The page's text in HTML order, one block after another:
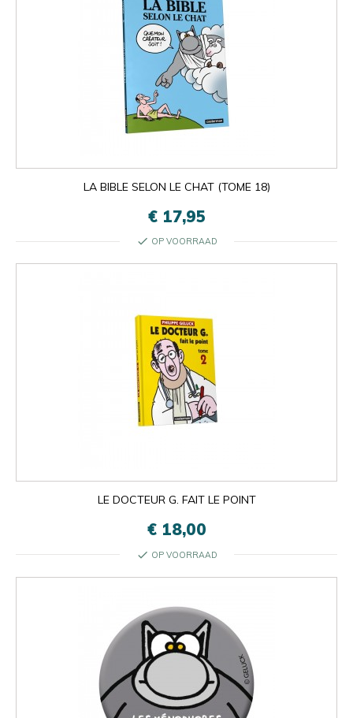
LA BIBLE SELON LE CHAT (TOME 18)
€ 17,95
check OP VOORRAAD
LE DOCTEUR G. FAIT LE POINT
€ 18,00
check OP VOORRAAD